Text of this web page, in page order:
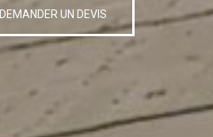
DEMANDER UN DEVIS